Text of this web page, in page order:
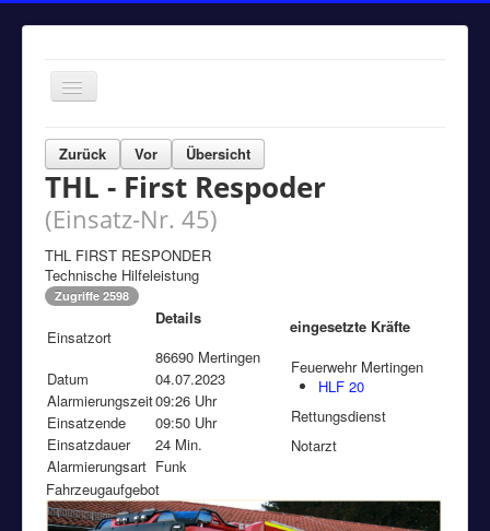
Navigation
an/aus
Home
Einsätze
Aktuelles
Über uns
Fuhrpark
Bürgerinformationen
Impressum
Zurück Vor Übersicht
THL - First Respoder
(Einsatz-Nr. 45)
THL FIRST RESPONDER
Technische Hilfeleistung
Zugriffe 2598
Einsatzort
Details
86690 Mertingen
Datum
04.07.2023
Alarmierungszeit09:26 Uhr
Einsatzende
09:50 Uhr
Einsatzdauer
24 Min.
Alarmierungsart Funk
eingesetzte Kräfte
Feuerwehr Mertingen
HLF 20
Rettungsdienst
Notarzt
Fahrzeugaufgebot